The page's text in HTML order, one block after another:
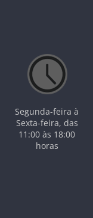
Segunda-feira à
Sexta-feira, das
11:00 às 18:00
horas